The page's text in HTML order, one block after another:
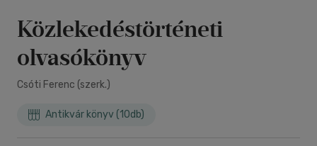
Közlekedéstörténeti
olvasókönyv
Csóti Ferenc (szerk.)
Antikvár könyv (10db)